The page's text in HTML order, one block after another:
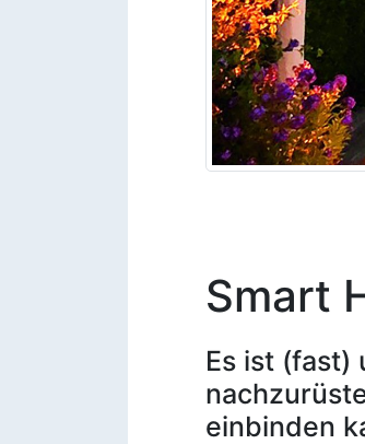
Smart
Es ist (fast)
einbinden